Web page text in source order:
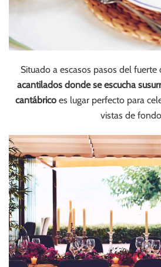
Situado a escasos pasos del fuerte
acantilados donde se escucha
cantábricoes lugar perfecto para
vistas de